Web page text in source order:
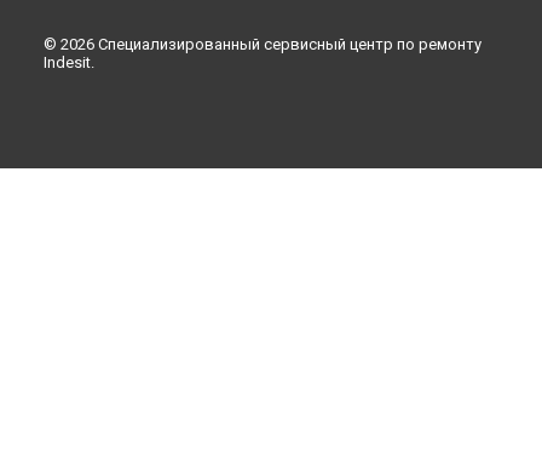
© 2026 Специализированный сервисный центр по ремонту
Indesit.